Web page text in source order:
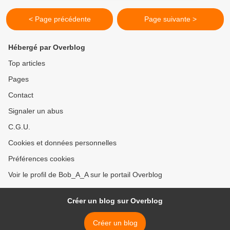
< Page précédente Page suivante >
Hébergé par Overblog
Top articles
Pages
Contact
Signaler un abus
C.G.U.
Cookies et données personnelles
Préférences cookies
Voir le profil de Bob_A_A sur le portail Overblog
Créer un blog sur Overblog
Créer un blog